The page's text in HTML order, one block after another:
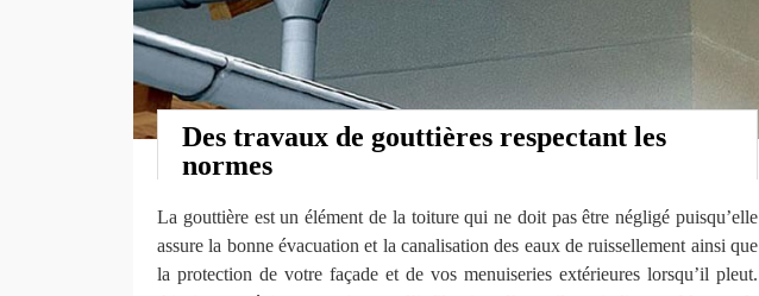
Des travaux de gouttières respectant les
normes
La gouttière est un élément de la toiture qui ne doit pas être négligé puisqu’elle
assure la bonne évacuation et la canalisation des eaux de ruissellement ainsi que
la protection de votre façade et de vos menuiseries extérieures lorsqu’il pleut.